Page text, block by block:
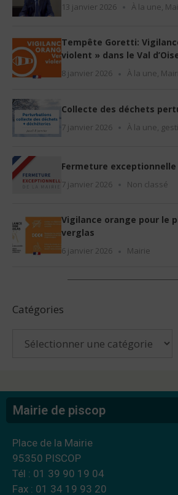
13 janvier 2026 À la une
Tempête Goretti:
violent » dans le Val
8 janvier 2026 À la une,
Collecte des déchets
7 janvier 2026 À la une
Fermeture
7 janvier 2026 Non classé
Vigilance orange pour le
verglas
6 janvier 2026 Mairie
Catégories
Mairie de piscop
Place de la Mairie
95350 PISCOP
Tél : 01 39 90 19 04
Fax : 01 34 19 93 20